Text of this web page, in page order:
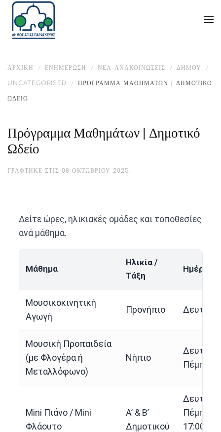
ΑΡΧΙΚΉ ΕΝΗΜΈΡΩΣΗ ΝΕΑ-ΑΝΑΚΟΙΝΩΣΕΙΣ ΔΉΜΟΥ
UNCATEGORISED ΠΡΌΓΡΑΜΜΑ ΜΑΘΗΜΆΤΩΝ | ΔΗΜΟΤΙΚΌ
ΩΔΕΊΟ
Πρόγραμμα Μαθημάτων | Δημοτικό
Ωδείο
ΓΡΆΦΤΗΚΕ ΣΤΙΣ 08 ΟΚΤΩΒΡΊΟΥ 2025.
Δείτε ώρες, ηλικιακές ομάδες και τοποθεσίες
ανά μάθημα.
Μάθημα
Ηλικία /
Τάξη
Ημέρες /
Μουσικοκινητική
Αγωγή
Προνήπιο Δευτέρα
Μουσική Προπαιδεία
(με Φλογέρα ή
Μεταλλόφωνο)
Νήπιο
Πέμπτη,
Mini Πιάνο / Mini
Φλάουτο
Α’ & Β’
Δημοτικού
Πέμπτη,
17:00 /